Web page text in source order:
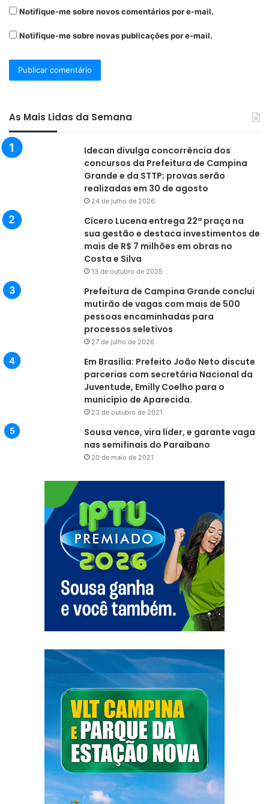
Penalidades
Paulinho (marcou), Pipico (perdeu)
(marcou), Ewerton Potiguar (marcou)
Sousa
Notifique-me sobre novos comentários por e-mail.
Notifique-me sobre novas publicações por e-mail.
As Mais Lidas da Semana
Idecan divulga concorrência dos
concursos da Prefeitura de Campina
Grande e da STTP; provas serão
realizadas em 30 de agosto
24 de julho de 2026
Cícero Lucena entrega 22ª praça na
sua gestão e destaca investimentos de
mais de R$ 7 milhões em obras no
Costa e Silva
13 de outubro de 2025
Prefeitura de Campina Grande conclui
mutirão de vagas com mais de 500
pessoas encaminhadas para
processos seletivos
27 de julho de 2026
Em Brasília: Prefeito João Neto discute
parcerias com secretária Nacional da
Juventude, Emilly Coelho para o
município de Aparecida.
23 de outubro de 2021
Sousa vence, vira líder, e garante vaga
nas semifinais do Paraibano
20 de maio de 2021